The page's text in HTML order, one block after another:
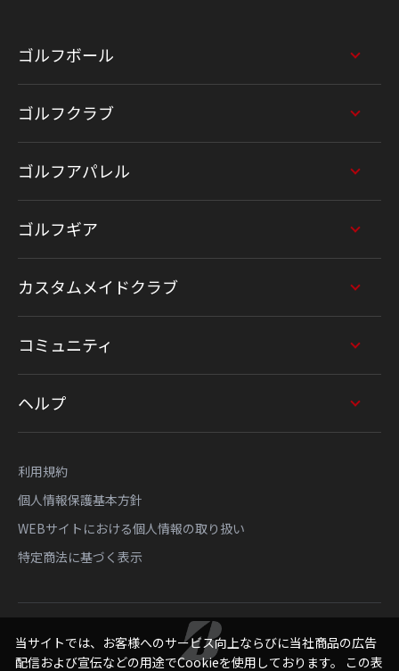
ゴルフボール
ゴルフクラブ
ゴルフアパレル
ゴルフギア
カスタムメイドクラブ
コミュニティ
ヘルプ
利用規約
個人情報保護基本方針
WEBサイトにおける個人情報の取り扱い
特定商法に基づく表示
当サイトでは、お客様へのサービス向上ならびに当社商品の広告
配信および宣伝などの用途でCookieを使用しております。 この表